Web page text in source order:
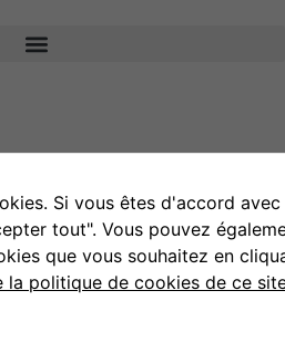
Si vous êtes d'accord avec
tout". Vous pouvez
que vous souhaitez en
la politique de cookies de ce
Marketing
En partageant
vos intérêts et